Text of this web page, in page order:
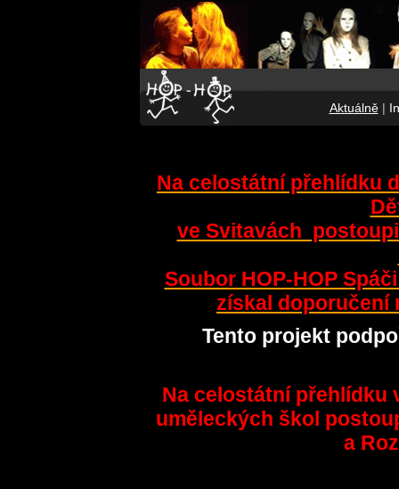
Aktuálně|
Na celostátní přehlídku
ve Svitavách
Soubor HOP-HOP
získal doporučení
Tento projekt
Na celostátní přehlídku
uměleckých škol
a